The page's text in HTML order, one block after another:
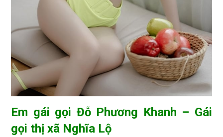
Em gái gọi Đỗ Phương Khanh – Gái
gọi thị xã Nghĩa Lộ